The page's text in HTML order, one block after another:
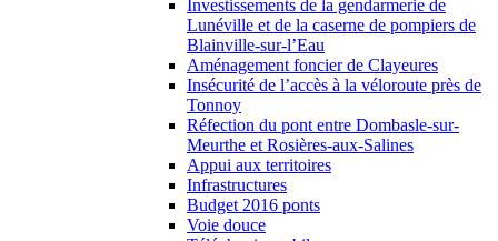
Investissements de la gendarmerie de
Lunéville et de la caserne de pompiers de
Blainville-sur-l’Eau
Aménagement foncier de Clayeures
Insécurité de l’accès à la véloroute près de
Tonnoy
Réfection du pont entre Dombasle-sur-
Meurthe et Rosières-aux-Salines
Appui aux territoires
Infrastructures
Budget 2016 ponts
Voie douce